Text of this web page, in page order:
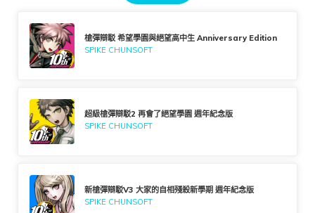
槍彈辯駁 希望學園與絕望高中生 Anniversary Edition
SPIKE CHUNSOFT
超級槍彈辯駁2 再會了絕望學園 週年紀念版
SPIKE CHUNSOFT
新槍彈辯駁V3 大家的自相殘殺新學期 週年紀念版
SPIKE CHUNSOFT